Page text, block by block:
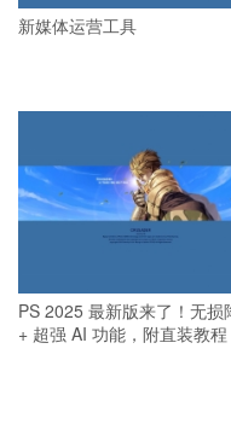
新媒体运营工具
PS 2025 最新版来了！无损
+ 超强 AI 功能，附直装教程